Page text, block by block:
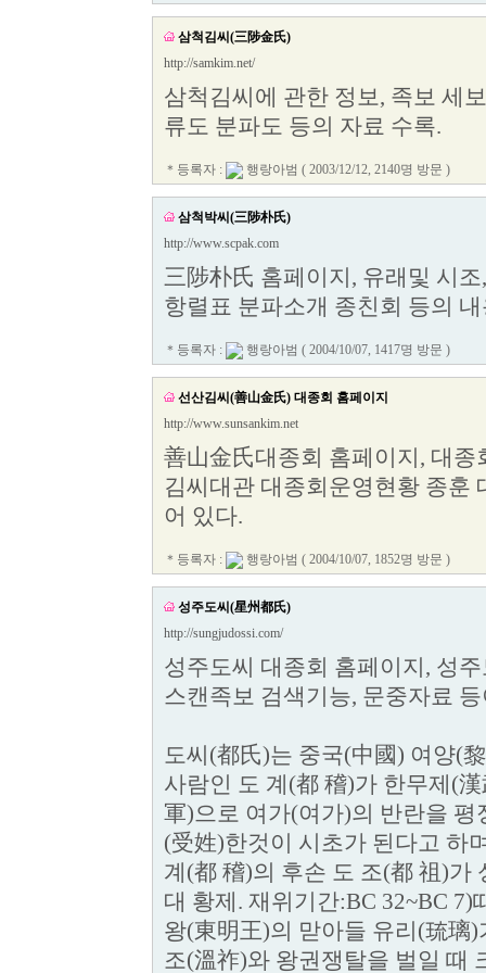
삼척김씨(三陟金氏)
http://samkim.net/
삼척김씨에 관한 정보, 족보 세
류도 분파도 등의 자료 수록.
＊등록자 : 행랑아범 ( 2003/12/12, 2140명 방문 )
삼척박씨(三陟朴氏)
http://www.scpak.com
三陟朴氏 홈페이지, 유래및 시
항렬표 분파소개 종친회 등의
＊등록자 : 행랑아범 ( 2004/10/07, 1417명 방문 )
선산김씨(善山金氏) 대종회 홈페이지
http://www.sunsankim.net
善山金氏대종회 홈페이지, 대
김씨대관 대종회운영현황 종훈
어 있다.
＊등록자 : 행랑아범 ( 2004/10/07, 1852명 방문 )
성주도씨(星州都氏)
http://sungjudossi.com/
성주도씨 대종회 홈페이지, 성
스캔족보 검색기능, 문중자료
도씨(都氏)는 중국(中國) 여양(
사람인 도 계(都 稽)가 한무제(
軍)으로 여가(여가)의 반란을
(受姓)한것이 시초가 된다고 하
계(都 稽)의 후손 도 조(都 祖)가
대 황제. 재위기간:BC 32~BC
왕(東明王)의 맏아들 유리(琉璃
조(溫祚)와 왕권쟁탈을 벌일 때